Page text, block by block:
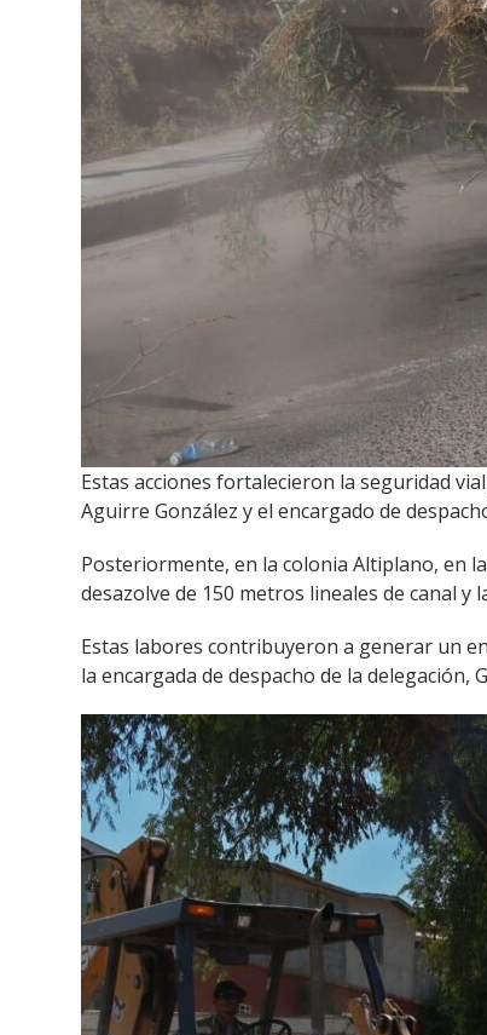
Estas acciones fortalecieron la seguridad
Aguirre González y el encargado de
Posteriormente, en la colonia Altiplano, en
desazolve de 150 metros lineales de canal
Estas labores contribuyeron a generar un
la encargada de despacho de la delegación,